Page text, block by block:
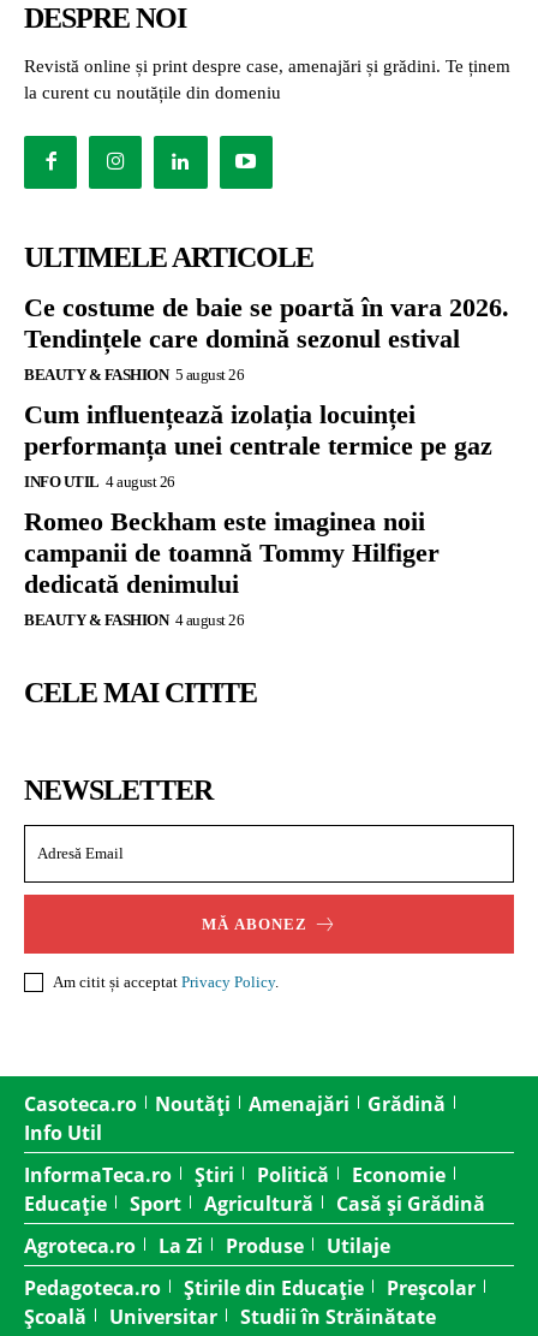
DESPRE NOI
Revistă online și print despre case, amenajări și grădini. Te ținem
la curent cu noutățile din domeniu
ULTIMELE ARTICOLE
Ce costume de baie se poartă în vara 2026.
Tendințele care domină sezonul estival
BEAUTY & FASHION 5 august 26
Cum influențează izolația locuinței
performanța unei centrale termice pe gaz
INFO UTIL 4 august 26
Romeo Beckham este imaginea noii
campanii de toamnă Tommy Hilfiger
dedicată denimului
BEAUTY & FASHION 4 august 26
CELE MAI CITITE
NEWSLETTER
MĂ ABONEZ
Am citit și acceptat Privacy Policy.
Casoteca.ro Noutăți Amenajări
Grădină
Info Util
InformaTeca.ro
Știri Politică
Economie
Educație
Sport Agricultură
Casă și Grădină
Agroteca.ro
La Zi Produse
Utilaje
Pedagoteca.ro
Știrile din Educație
Preșcolar
Școală
Universitar Studii în Străinătate